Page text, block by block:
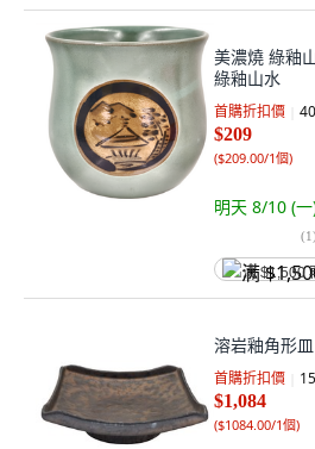
美濃燒 綠釉
綠釉山水
首購折扣價 40
$209
($209.00/1個)
明天 8/10 (
(1)
满 $1,500
溶岩釉角形
首購折扣價 15
$1,084
($1084.00/1個)